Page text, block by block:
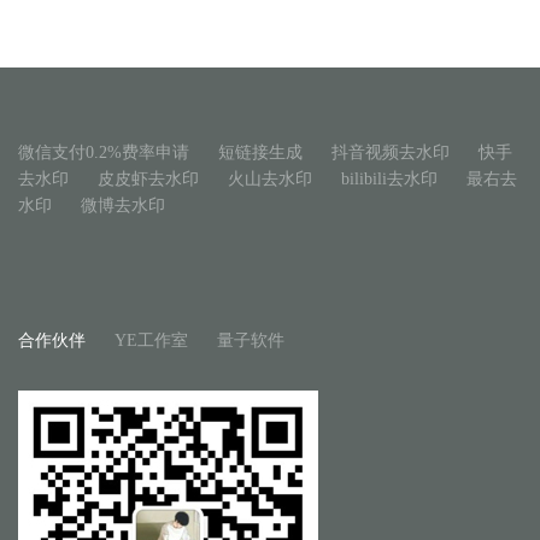
微信支付0.2%费率申请 短链接生成 抖音视频去水印
快手
去水印
皮皮虾去水印 火山去水印 bilibili去水印
最右去
水印
微博去水印
合作伙伴 YE工作室 量子软件